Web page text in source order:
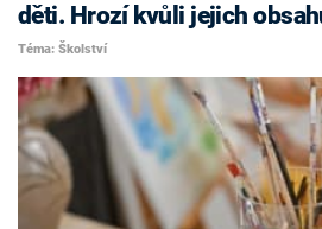
děti. Hrozí kvůli jejich
Téma: Školství